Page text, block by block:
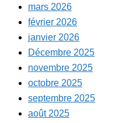
mars 2026
février 2026
janvier 2026
Décembre 2025
novembre 2025
octobre 2025
septembre 2025
août 2025